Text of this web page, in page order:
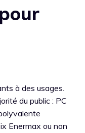
à des usages.
du public : PC
Enermax ou non